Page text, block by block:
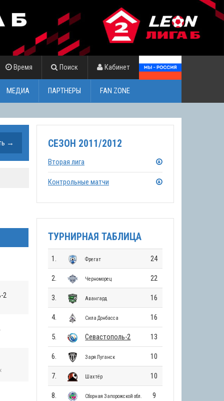
Время Поиск Кабинет
МЕДИА ПАРТНЕРЫ FAN ZONE
2
СЕЗОН 2011/2012
Вторая лига
Контрольные матчи
ТУРНИРНАЯ ТАБЛИЦА
1. Фрегат 24
2. Черноморец 22
3. Авангард 16
4. Сила Донбасса 16
5. Севастополь-2 13
6. Заря Луганск 10
7. Шахтёр 10
8. Сборная Запорожской обл. 9